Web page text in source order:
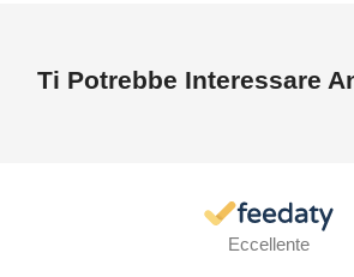
Ti Potrebbe Interessare
Eccellente